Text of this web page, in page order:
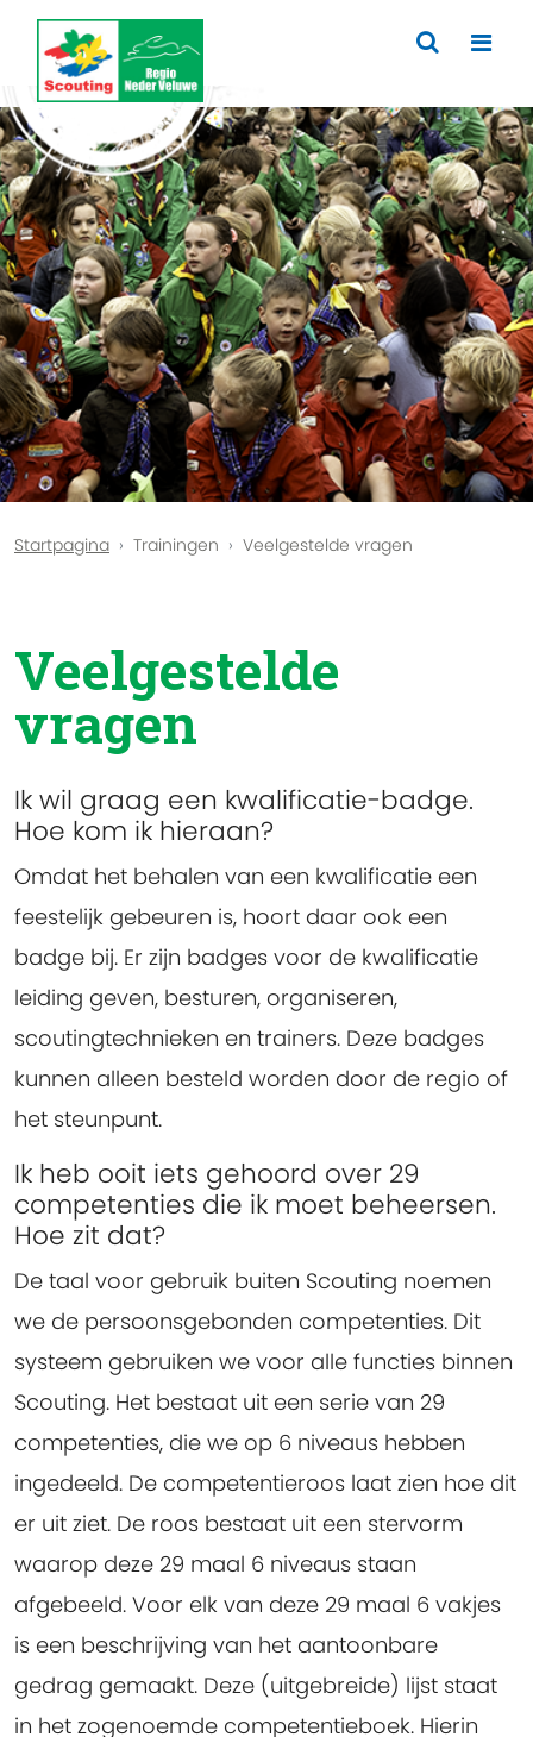
Startpagina Trainingen Veelgestelde vragen
Veelgestelde
vragen
Ik wil graag een kwalificatie-badge.
Hoe kom ik hieraan?
Omdat het behalen van een kwalificatie een
feestelijk gebeuren is, hoort daar ook een
badge bij. Er zijn badges voor de kwalificatie
leiding geven, besturen, organiseren,
scoutingtechnieken en trainers. Deze badges
kunnen alleen besteld worden door de regio of
het steunpunt.
Ik heb ooit iets gehoord over 29
competenties die ik moet beheersen.
Hoe zit dat?
De taal voor gebruik buiten Scouting noemen
we de persoonsgebonden competenties. Dit
systeem gebruiken we voor alle functies binnen
Scouting. Het bestaat uit een serie van 29
competenties, die we op 6 niveaus hebben
ingedeeld. De competentieroos laat zien hoe dit
er uit ziet. De roos bestaat uit een stervorm
waarop deze 29 maal 6 niveaus staan
afgebeeld. Voor elk van deze 29 maal 6 vakjes
is een beschrijving van het aantoonbare
gedrag gemaakt. Deze (uitgebreide) lijst staat
in het zogenoemde competentieboek. Hierin